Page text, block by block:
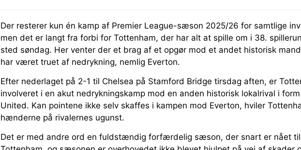
Der resterer kun én kamp af Premier League-sæson 2025/26 for samtlige
men det er langt fra forbi for Tottenham, der har alt at spille om i 38.
sted søndag. Her venter der et brag af et opgør mod et andet historisk
har været truet af nedrykning, nemlig Everton.
Efter nederlaget på 2-1 til Chelsea på Stamford Bridge tirsdag aften, er
involveret i en akut nedrykningskamp mod en anden historisk lokalrival i
United. Kan pointene ikke selv skaffes i kampen mod Everton, hviler
hænderne på rivalernes ugunst.
Det er med andre ord en fuldstændig forfærdelig sæson, der snart er nået